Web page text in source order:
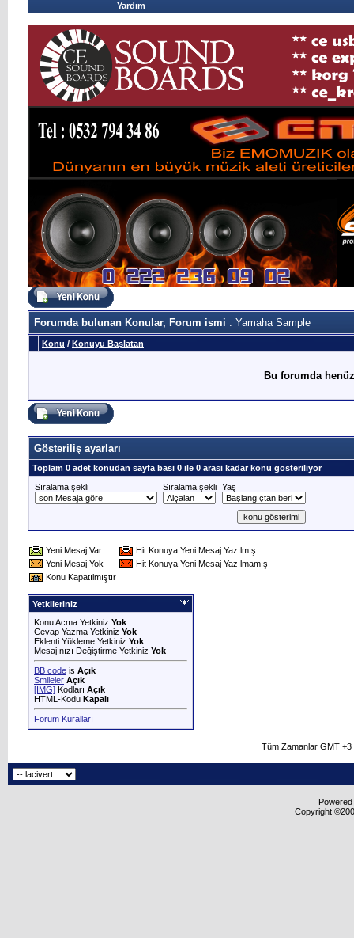
Yardım
Forumda bulunan Konular, Forum ismi : Yamaha Sample
Konu / Konuyu Başlatan
Bu forumda
Gösteriliş ayarları
Toplam 0 adet konudan sayfa basi 0 ile 0 arasi kadar konu gösteriliyor
Sıralama şekli
Sıralama şekli Yaş
Yeni Mesaj Var
Hit Konuya Yeni Mesaj Yazılmış
Yeni Mesaj Yok
Hit Konuya Yeni Mesaj Yazılmamış
Konu Kapatılmıştır
Yetkileriniz
Konu Acma Yetkiniz Yok
Cevap Yazma Yetkiniz Yok
Eklenti Yükleme Yetkiniz Yok
Mesajınızı Değiştirme Yetkiniz Yok
BB code is Açık
Smileler Açık
[IMG] Kodları Açık
HTML-Kodu Kapalı
Forum Kuralları
Tüm Zamanlar GMT
Copyright